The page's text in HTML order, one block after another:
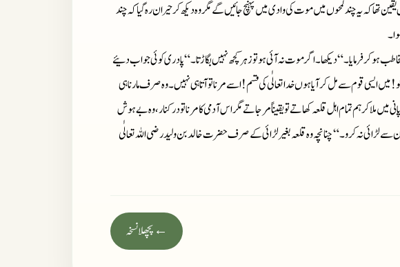
یقین تھا کہ یہ چند لمحوں میں موت کی وادی میں پہنچ جائیں گے مگر وہ دیکھ کر حیران رہ گیا کہ چند
ہو کر فرمایا۔ “دیکھا۔ اگر موت نہ آئی ہو تو زہر کچھ نہیں بگاڑتا۔“ پادری کوئی جواب دئیے
! میں ایسی قوم سے مل کر آیا ہوں خدا تعالٰی کی قسم ! اسے مرنا تو آتا ہی نہیں۔ وہ صرف مارنا ہی
میں ملا کر ہم تمام اہل قلعہ کھاتے تو یقیناً مر جاتے مگر اس آدمی کا مرنا تو درکنار، وہ بے ہوش
سے لڑائی نہ کرو۔“ چنانچہ وہ قلعہ بغیر لڑائی کے صرف حضرت خالد بن ولید رضی اللہ تعالٰی
← پچھلا نسخہ